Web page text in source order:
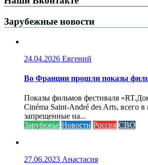
Зарубежные новости
24.04.2026 Евгений
Во Франции прошли показы
Показы фильмов фестиваля
Cinéma Saint-André des Arts, всего
запрещенные на...
Зарубежье Новости Россия СВО
27.06.2023 Анастасия